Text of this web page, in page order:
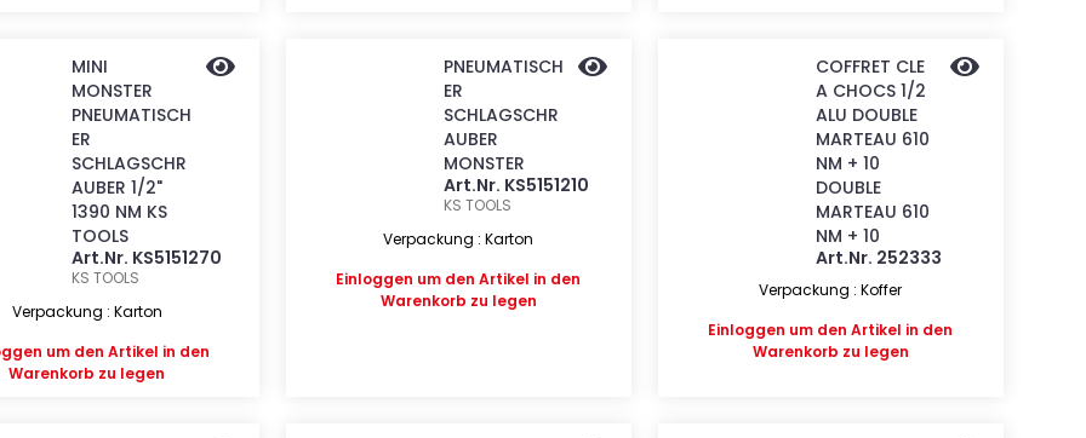
MINI
MONSTER
PNEUMATISCH
ER
SCHLAGSCHR
AUBER 1/2"
1390 NM KS
TOOLS
Art.Nr. KS5151270
KS TOOLS
Verpackung : Karton
um den Artikel in den
Warenkorb zu legen
PNEUMATISCH
ER
SCHLAGSCHR
AUBER
MONSTER
Art.Nr. KS5151210
KS TOOLS
Verpackung : Karton
Einloggen um den Artikel in den
Warenkorb zu legen
COFFRET CLE
A CHOCS 1/2
ALU DOUBLE
MARTEAU 610
NM + 10
DOUBLE
MARTEAU 610
NM + 10
Art.Nr. 252333
Verpackung : Koffer
Einloggen um den Artikel in den
Warenkorb zu legen